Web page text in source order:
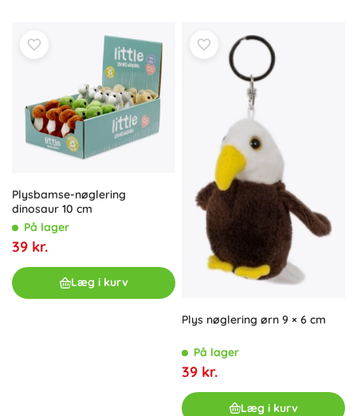
Plysbamse-nøglering
dinosaur 10 cm
På lager
39 kr.
Læg i kurv
Plys nøglering ørn 9 × 6 cm
På lager
39 kr.
Læg i kurv